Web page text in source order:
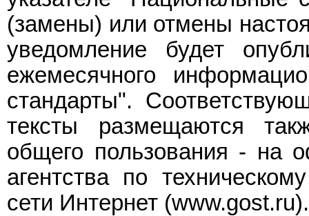
(замены) или отмены
уведомление будет
ежемесячного
стандарты".
тексты размещаются
общего пользования - на
агентства по
сети Интернет (www.gost.ru).